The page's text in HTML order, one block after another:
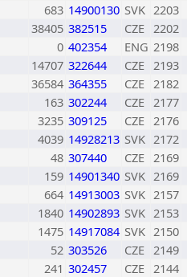
683 14900130 SVK 2203
38405 382515 CZE 2202
0 402354 ENG 2198
14707 322644 CZE 2193
36584 364355 CZE 2182
163 302244 CZE 2177
3235 309125 CZE 2176
4039 14928213 SVK 2172
48 307440 CZE 2169
159 14901340 SVK 2169
664 14913003 SVK 2157
1840 14902893 SVK 2153
1475 14917084 SVK 2150
52 303526 CZE 2149
241 302457 CZE 2144